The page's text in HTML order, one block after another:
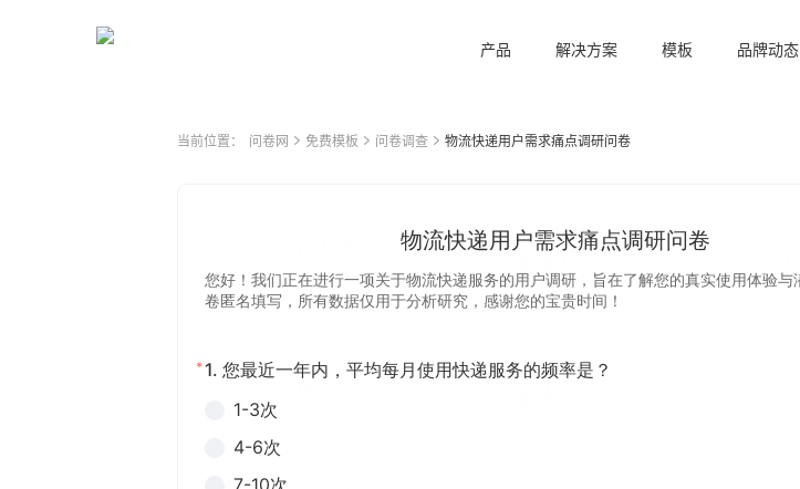
产品 解决方案 模板 品牌动态
当前位置： 问卷网 免费模板 问卷调查 物流快递用户需求痛点调研问卷